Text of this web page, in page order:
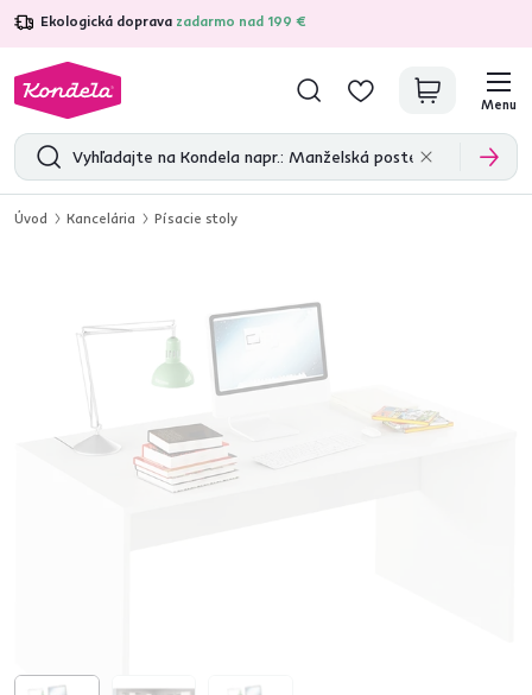
Ekologická doprava zadarmo nad 199 €
4,7 31 211overených produktových recenzií
Menu
Úvod Kancelária Písacie stoly